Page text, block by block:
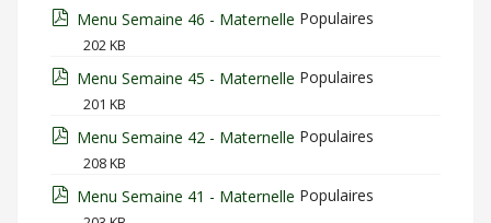
pdf
Menu Semaine 46 - Maternelle Populaires
202 KB
pdf
Menu Semaine 45 - Maternelle Populaires
201 KB
pdf
Menu Semaine 42 - Maternelle Populaires
208 KB
pdf
Menu Semaine 41 - Maternelle Populaires